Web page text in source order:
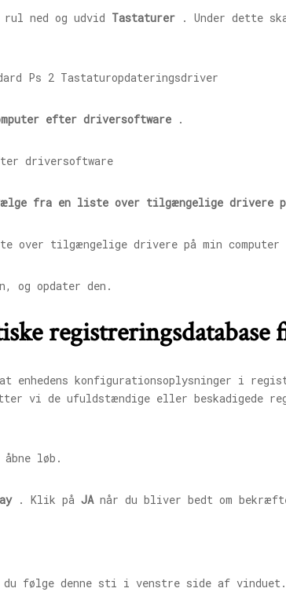
rul ned og udvid Tastaturer . Under dette
efter driversoftware .
fra en liste over tilgængelige drivere
og opdater den.
registreringsdatabase
konfigurationsoplysninger i
vi de ufuldstændige eller beskadigede
løb.
. Klik på JAnår du bliver bedt om
følge denne sti i venstre side af vinduet.